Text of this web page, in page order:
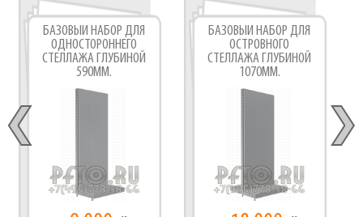
БАЗОВЫЙ НАБОР ДЛЯ
ОДНОСТОРОННЕГО
СТЕЛЛАЖА ГЛУБИНОЙ
590ММ.
БАЗОВЫЙ НАБОР ДЛЯ
ОСТРОВНОГО
СТЕЛЛАЖА ГЛУБИНОЙ
1070ММ.